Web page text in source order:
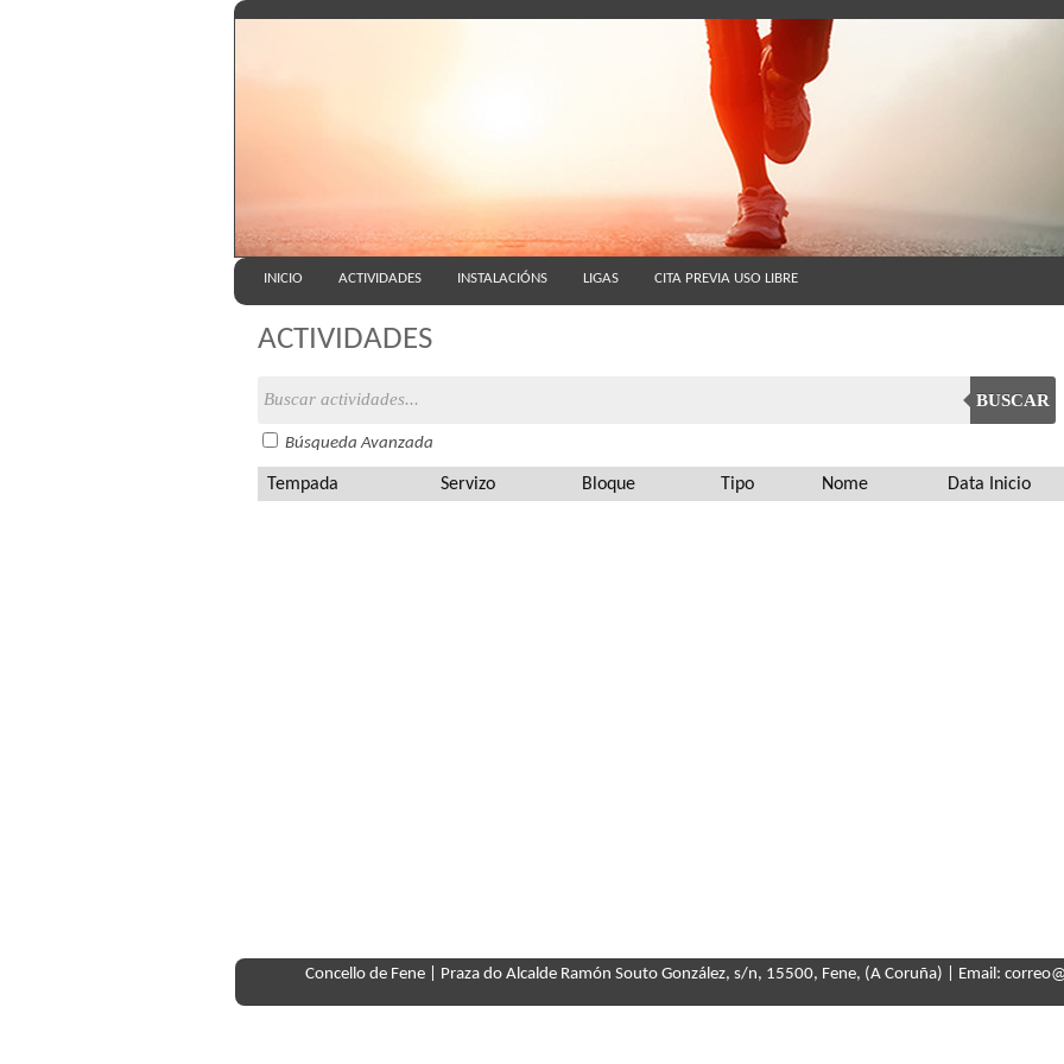
INICIO ACTIVIDADES INSTALACIÓNS LIGAS CITA PREVIA USO LIBRE
ACTIVIDADES
BUSCAR
Búsqueda Avanzada
Tempada Servizo Bloque Tipo Nome Data Inicio
Concello de Fene | Praza do Alcalde Ramón Souto González, s/n, 15500, Fene, (A Coruña) | Email: